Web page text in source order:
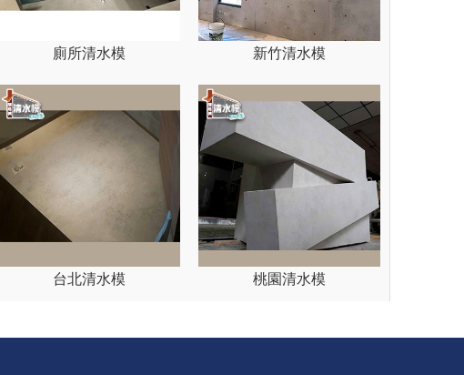
廁所清水模 新竹清水模
台北清水模 桃園清水模